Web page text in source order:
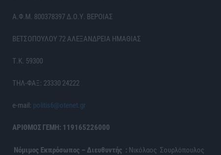
Α.Φ.Μ. 800378397 Δ.Ο.Υ. ΒΕΡΟΙΑΣ
ΒΕΤΣΟΠΟΥΛΟΥ 72 ΑΛΕΞΑΝΔΡΕΙΑ ΗΜΑΘΙΑΣ
Τ.Κ. 59300
ΤΗΛ-ΦΑΞ: 23330 24222
e-mail: politis6@otenet.gr
ΑΡΙΘΜΟΣ ΓΕΜΗ: 119165226000
Νόμιμος Εκπρόσωπος – Διευθυντής : Νικόλαος Σουρλόπουλος